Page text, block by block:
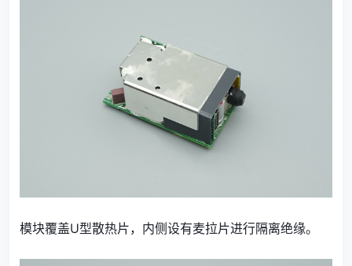
模块覆盖U型散热片，内侧设有麦拉片进行隔离绝缘。